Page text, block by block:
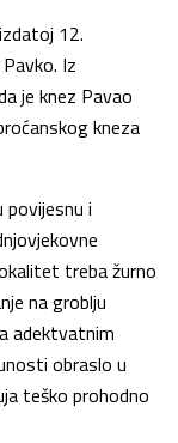
12.
Iz
je knez Pavao
kneza
povijesnu i
treba žurno
na groblju
adektvatnim
obraslo u
teško prohodno